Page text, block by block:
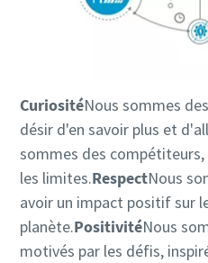
CuriositéNous sommes
désir d'en savoir plus et
sommes des
les limites.RespectNous
avoir un impact positif sur
planète.PositivitéNous
motivés par les défis,